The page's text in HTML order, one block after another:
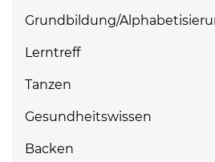
Grundbildung/
Lerntreff
Tanzen
Gesundheitswissen
Backen